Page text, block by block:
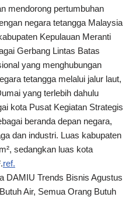
mendorong pertumbuhan
negara tetangga Malaysia
Kepulauan Meranti
Gerbang Lintas Batas
yang menghubungan
tetangga melalui jalur laut,
yang terlebih dahulu
kota Pusat Kegiatan Strategis
beranda depan negara,
dan industri. Luas kabupaten
sedangkan luas kota
ref.
DAMIU Trends Bisnis Agustus
Air, Semua Orang Butuh